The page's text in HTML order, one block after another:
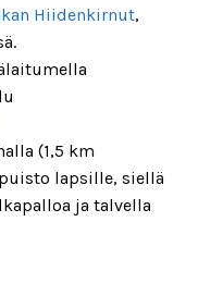
Hiidenkirnut,
(1,5 km
lapsille, siellä
ja talvella